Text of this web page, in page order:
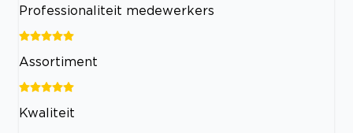
Professionaliteit medewerkers
Assortiment
Kwaliteit